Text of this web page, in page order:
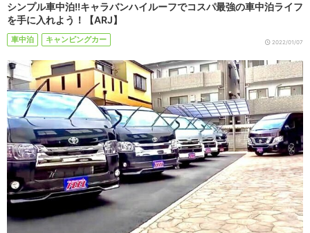
シンプル車中泊!!キャラバンハイルーフでコスパ最強の車中泊ライフ
を手に入れよう！【ARJ】
車中泊 キャンピングカー 2022/01/07